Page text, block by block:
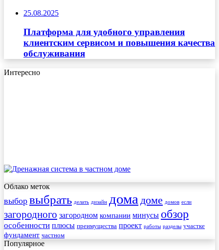
25.08.2025
Платформа для удобного управления
клиентским сервисом и повышения качества
обслуживания
Интересно
Облако меток
выбор выбрать делать дизайн дома доме домов если
загородного загородном компании минусы обзор
особенности плюсы преимущества проект работы разделы участке
фундамент частном
Популярное